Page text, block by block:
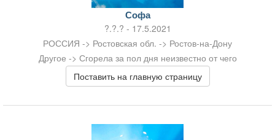
Софа
?.?.? - 17.5.2021
РОССИЯ -> Ростовская обл. -> Ростов-на-Дону
Другое -> Сгорела за пол дня неизвестно от чего
Поставить на главную страницу